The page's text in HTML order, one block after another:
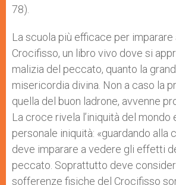
78).
La scuola più efficace per imparare
Crocifisso, un libro vivo dove si
malizia del peccato, quanto la
misericordia divina. Non a caso la
quella del buon ladrone, avvenne
La croce rivela l’iniquità del mondo
personale iniquità: «guardando alla
deve imparare a vedere gli effetti
peccato. Soprattutto deve
sofferenze fisiche del Crocifisso